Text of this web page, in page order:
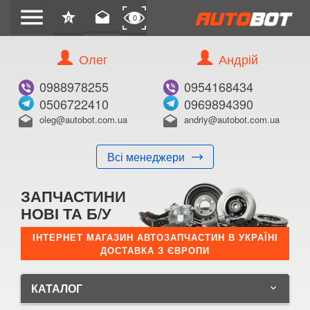
menu star
0 drafts 0
Олег
0988978255
0506722410
drafts oleg@autobot.com.ua
Всі менеджери
Андрій
0954168434
0969894390
drafts andriy@autobot.com.ua
ЗАПЧАСТИНИ
НОВІ ТА Б/У
ІНТЕРНЕТ МАГАЗИН АВТОЗАПЧАСТИН В УКРАЇНІ
ДОСТАВКА З ЄВРОПИ
КАТАЛОГ keyboard_arrow_down